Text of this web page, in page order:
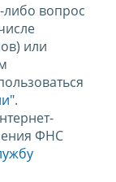
либо вопрос
или
.
ФНС